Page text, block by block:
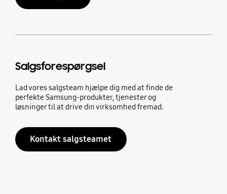
Salgsforespørgsel
Lad vores salgsteam hjælpe dig med at finde de
perfekte Samsung-produkter, tjenester og
løsninger til at drive din virksomhed fremad.
Kontakt salgsteamet